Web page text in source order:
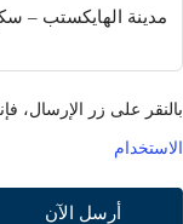
بالنقر على زر الإرسال،
الاستخدام
أرسل الآن